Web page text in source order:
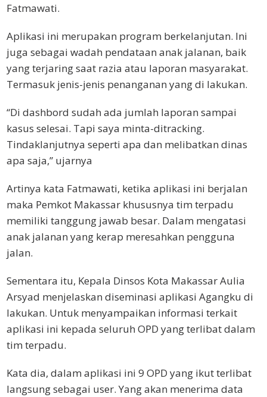
Fatmawati.
Aplikasi ini merupakan program berkelanjutan. Ini
juga sebagai wadah pendataan anak jalanan, baik
yang terjaring saat razia atau laporan masyarakat.
Termasuk jenis-jenis penanganan yang di lakukan.
“Di dashbord sudah ada jumlah laporan sampai
kasus selesai. Tapi saya minta-ditracking.
Tindaklanjutnya seperti apa dan melibatkan dinas
apa saja,” ujarnya
Artinya kata Fatmawati, ketika aplikasi ini berjalan
maka Pemkot Makassar khususnya tim terpadu
memiliki tanggung jawab besar. Dalam mengatasi
anak jalanan yang kerap meresahkan pengguna
jalan.
Sementara itu, Kepala Dinsos Kota Makassar Aulia
Arsyad menjelaskan diseminasi aplikasi Agangku di
lakukan. Untuk menyampaikan informasi terkait
aplikasi ini kepada seluruh OPD yang terlibat dalam
tim terpadu.
Kata dia, dalam aplikasi ini 9 OPD yang ikut terlibat
langsung sebagai user. Yang akan menerima data